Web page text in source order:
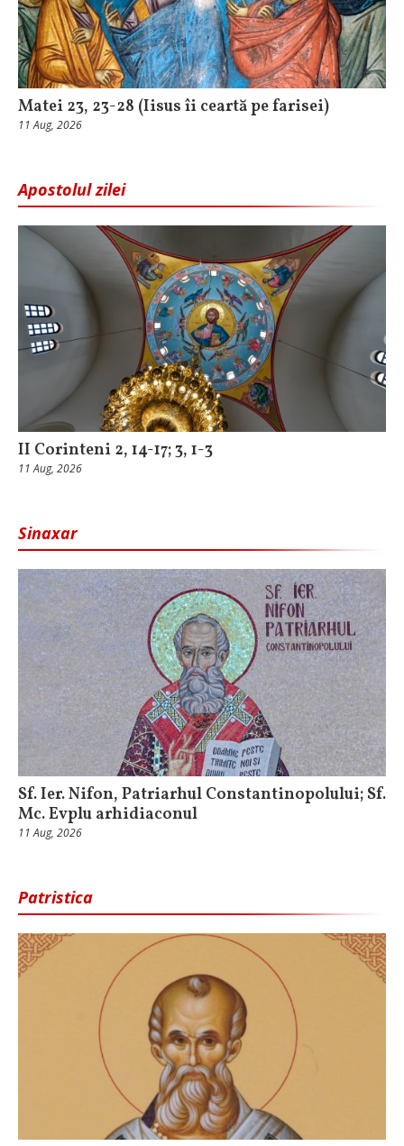
Matei 23, 23-28 (Iisus îi ceartă pe farisei)
11 Aug, 2026
Apostolul zilei
II Corinteni 2, 14-17; 3, 1-3
11 Aug, 2026
Sinaxar
Sf. Ier. Nifon, Patriarhul Constantinopolului; Sf.
Mc. Evplu arhidiaconul
11 Aug, 2026
Patristica